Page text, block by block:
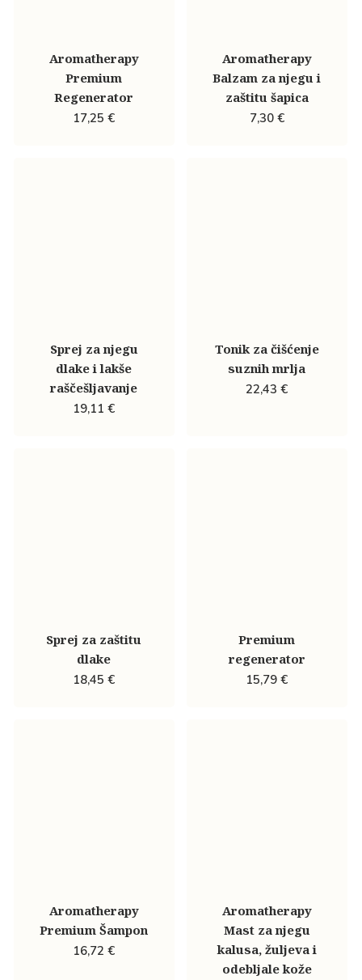
Aromatherapy
Premium
Regenerator
17,25€
Aromatherapy
Balzam za njegu i
zaštitu šapica
7,30 €
Sprej za njegu
dlake i lakše
raščešljavanje
19,11€
Tonik za čišćenje
suznih mrlja
22,43€
Sprej za zaštitu
dlake
18,45€
Premium
regenerator
15,79€
Aromatherapy
Premium Šampon
16,72€
Aromatherapy
Mast za njegu
kalusa, žuljeva i
odebljale kože